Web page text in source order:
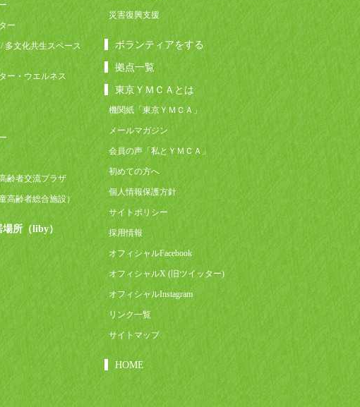
ー
多文化共生スペース
ー・ウエルネス
齢者交流プラザ
高齢者総合施設）
場所（liby）
災害復興支援
ボランティアをする
拠点一覧
東京ＹＭＣＡとは
機関紙「東京ＹＭＣＡ」
メールマガジン
会員の声「私とＹＭＣＡ」
初めての方へ
個人情報保護方針
サイトポリシー
採用情報
オフィシャルFacebook
オフィシャルX (旧ツイッター)
オフィシャルInstagram
リンク一覧
サイトマップ
HOME